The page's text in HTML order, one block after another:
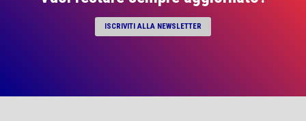
ISCRIVITI ALLA NEWSLETTER